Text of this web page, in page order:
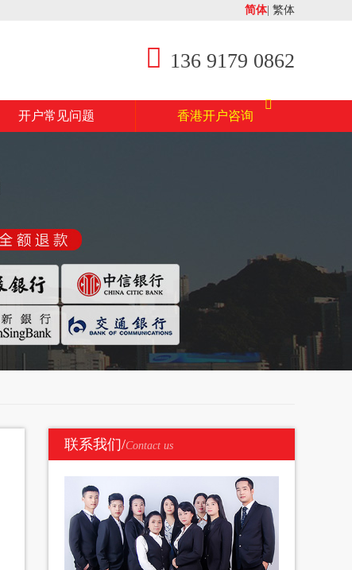
简体| 繁体
136 9179 0862
开户常见问题 香港开户咨询
联系我们/Contact us